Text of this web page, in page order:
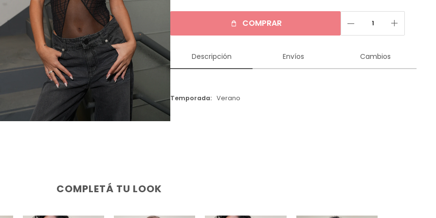
COMPRAR remove add
Descripción Envíos Cambios
Temporada Verano
COMPLETÁ TU LOOK